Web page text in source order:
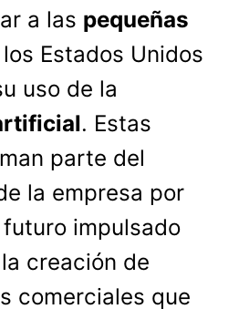
a las pequeñas
Estados Unidos
uso de la
. Estas
parte del
la empresa por
impulsado
creación de
comerciales que